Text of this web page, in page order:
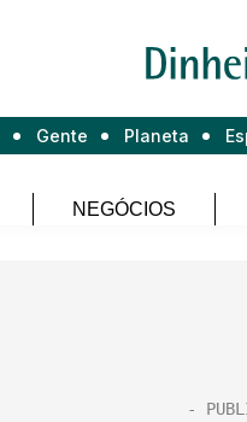
Gente Planeta
NEGÓCIOS